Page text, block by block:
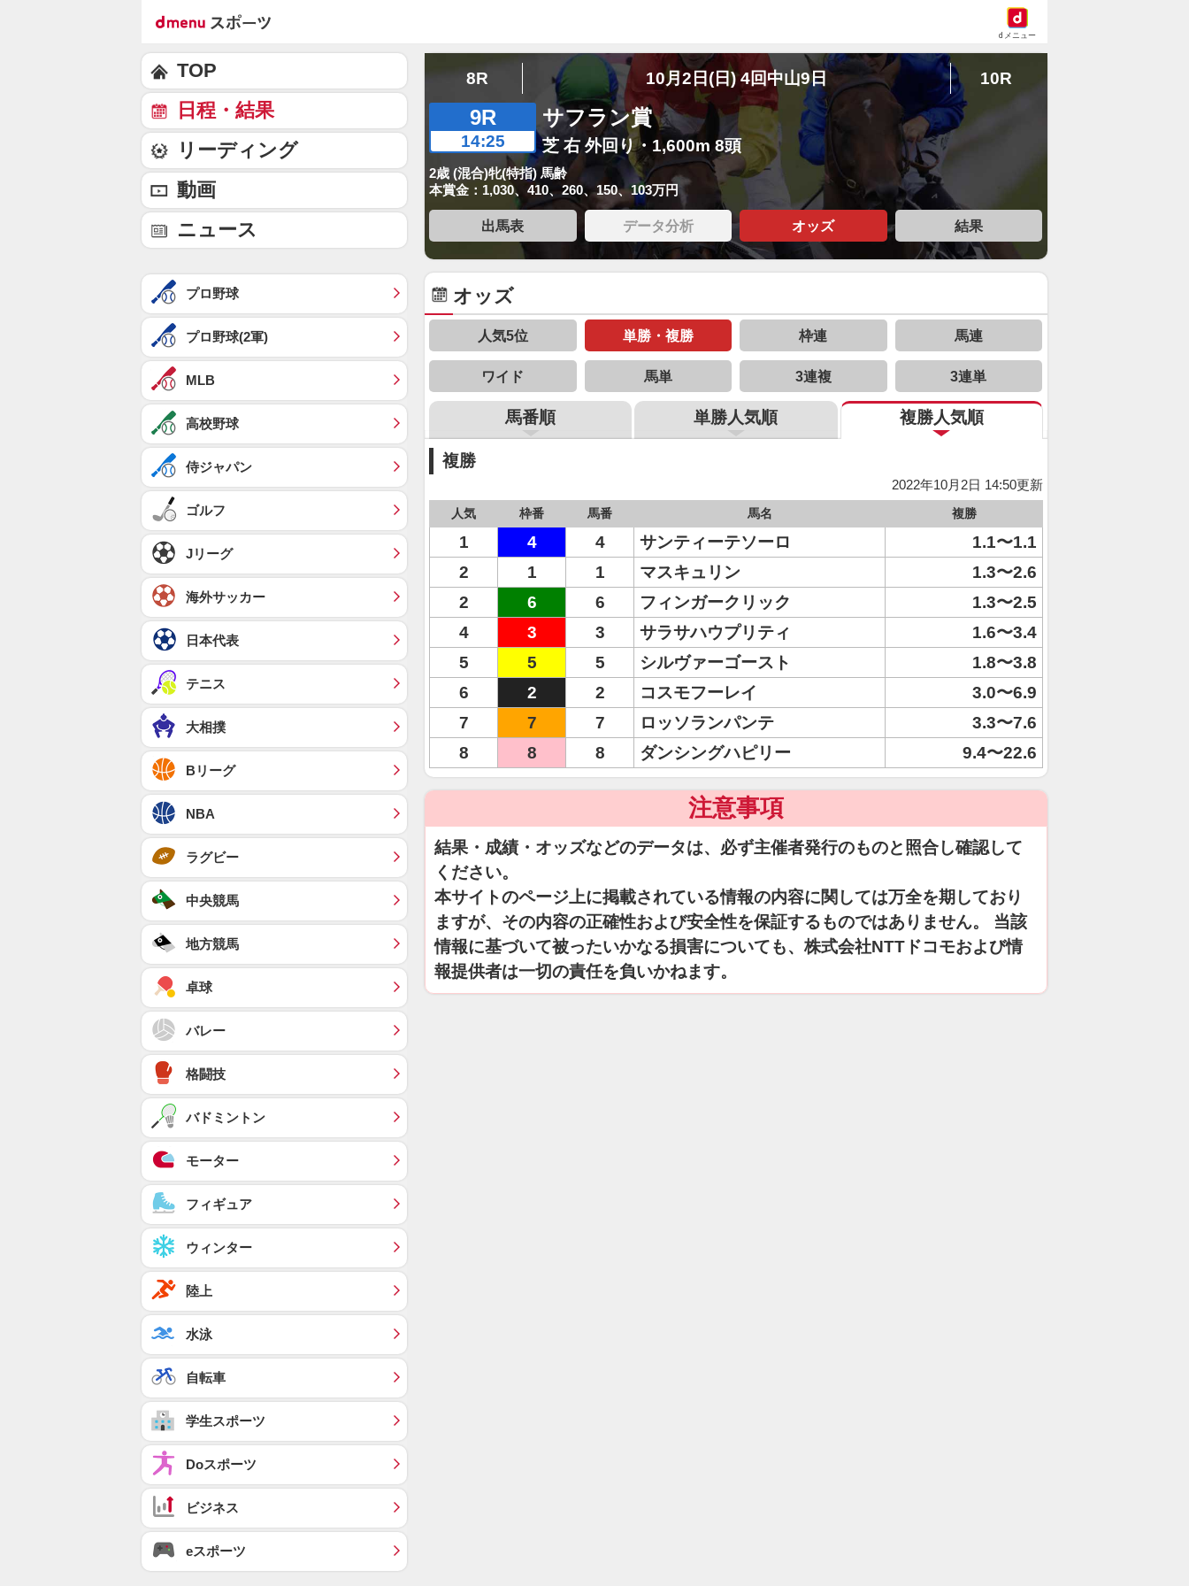
dメニュー
8R 10月2日(日) 4回中山9日 10R
9R
14:25
サフラン賞
芝 右 外回り・1,600m 8頭
2歳 (混合)牝(特指) 馬齢
本賞金：1,030、410、260、150、103万円
出馬表 データ分析 オッズ 結果
オッズ
人気5位 単勝・複勝 枠連 馬連
ワイド 馬単 3連複 3連単
馬番順 単勝人気順 複勝人気順
複勝
2022年10月2日 14:50更新
人気 枠番 馬番 馬名 複勝
1 4 4 サンティーテソーロ
1.1〜1.1
2
1 1 マスキュリン
1.3〜2.6
2
6 6 フィンガークリック
1.3〜2.5
4
3 3 サラサハウプリティ
1.6〜3.4
5
5 5 シルヴァーゴースト
1.8〜3.8
6
2 2 コスモフーレイ
3.0〜6.9
7
7 7 ロッソランパンテ
3.3〜7.6
8
8 8 ダンシングハピリー 9.4〜22.6
注意事項
結果・成績・オッズなどのデータは、必ず主催者発行のものと照合し確認して
ください。
本サイトのページ上に掲載されている情報の内容に関しては万全を期しており
ますが、その内容の正確性および安全性を保証するものではありません。 当該
情報に基づいて被ったいかなる損害についても、株式会社NTTドコモおよび情
報提供者は一切の責任を負いかねます。
TOP
日程・結果
リーディング
動画
ニュース
プロ野球
プロ野球(2軍)
MLB
高校野球
侍ジャパン
ゴルフ
Jリーグ
海外サッカー
日本代表
テニス
大相撲
Bリーグ
NBA
ラグビー
中央競馬
地方競馬
卓球
バレー
格闘技
バドミントン
モーター
フィギュア
ウィンター
陸上
水泳
自転車
学生スポーツ
Doスポーツ
ビジネス
eスポーツ